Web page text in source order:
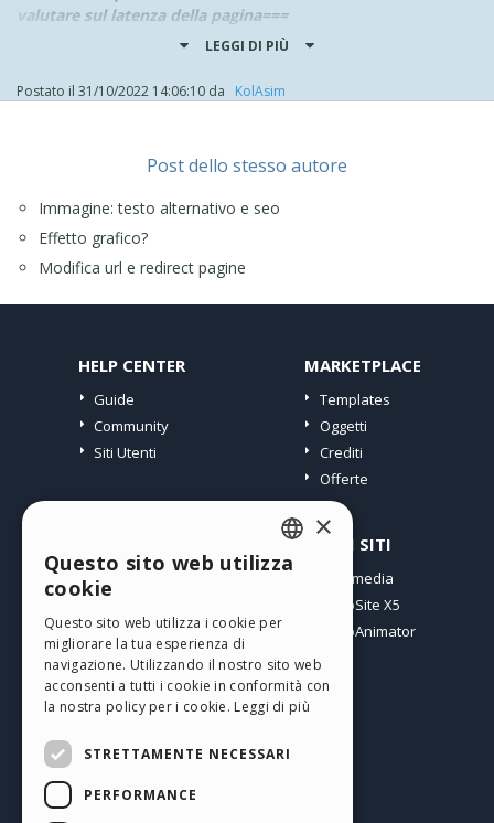
valutare sul latenza della pagina===
$( document ).ready(function() {//K
oggiK=new Date().getTime();
if( oggiK >= inizioK1 && oggiK < fineK1) { //K2>
}, ritardoK * 1000); //K1<<
</script>
.
ciao
LEGGI DI PIÙ
Postato il 31/10/2022 14:06:10 da ‪ KolAsim ‪ ‪
Post dello stesso autore
Immagine: testo alternativo e seo
Effetto grafico?
Modifica url e redirect pagine
HELP CENTER
Guide
Community
Siti Utenti
MARKETPLACE
Templates
Oggetti
Crediti
Offerte
I miei post
I miei Download
Spazio Web
I miei Crediti
ALTRI SITI
Incomedia
WebSite X5
WebAnimator
ENGLISH
SPANISH
PORTUGUESE
POLISH
×
Questo sito web utilizza
cookie
Questo sito web utilizza i cookie per
migliorare la tua esperienza di
navigazione. Utilizzando il nostro sito web
acconsenti a tutti i cookie in conformità con
la nostra policy per i cookie. Leggi di più
STRETTAMENTE NECESSARI
PERFORMANCE